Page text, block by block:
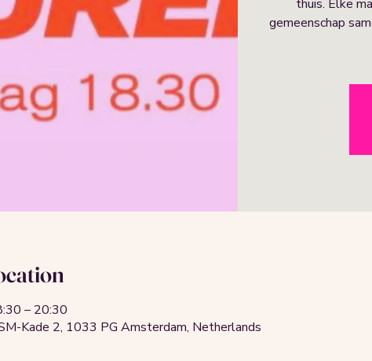
thuis. Elke
gemeenschap
– 20:30
Kade 2, 1033 PG Amsterdam, Netherlands